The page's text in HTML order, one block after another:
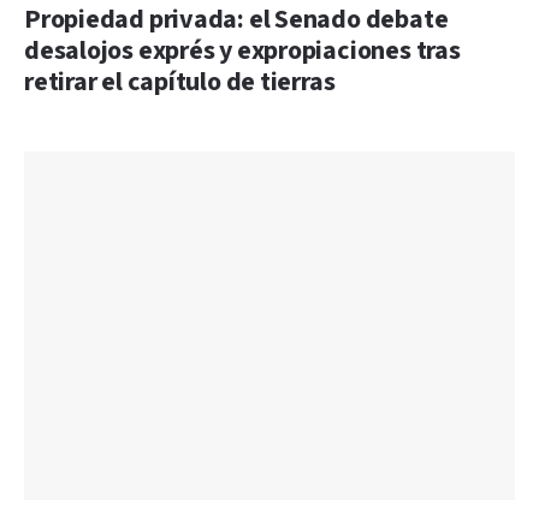
Propiedad privada: el Senado debate
desalojos exprés y expropiaciones tras
retirar el capítulo de tierras